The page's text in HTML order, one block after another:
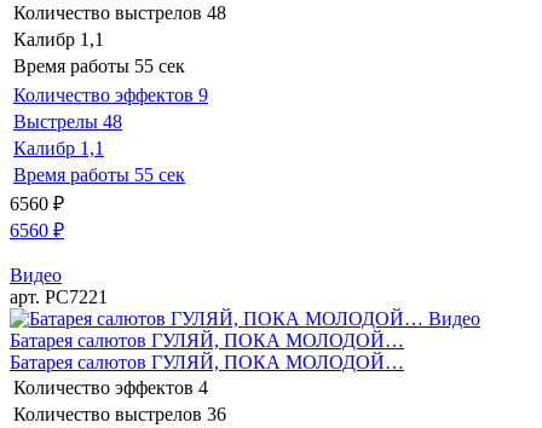
Количество выстрелов 48
Калибр 1,1
Время работы 55 сек
Количество эффектов 9
Выстрелы 48
Калибр 1,1
Время работы 55 сек
6560 ₽
6560 ₽
Видео
арт. РС7221
Видео
Батарея салютов ГУЛЯЙ, ПОКА МОЛОДОЙ…
Батарея салютов ГУЛЯЙ, ПОКА МОЛОДОЙ…
Количество эффектов 4
Количество выстрелов 36